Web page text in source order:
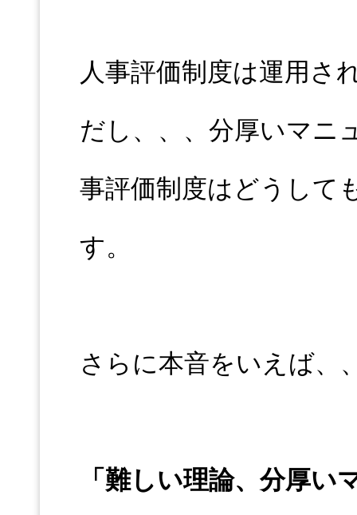
人事評価制度は運用さ
だし、、、分厚いマニ
事評価制度はどうして
す。
さらに本音をいえば、
「難しい理論、分厚